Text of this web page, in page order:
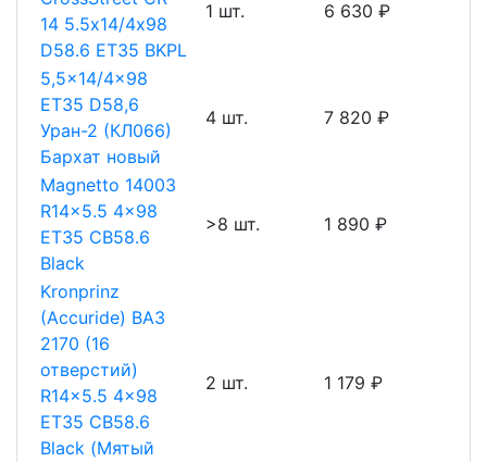
14 5.5х14/4х98
D58.6 ET35 BKPL
1 шт. 6 630 ₽
5,5x14/4x98
ET35 D58,6
Уран-2 (КЛ066)
Бархат новый
4 шт. 7 820 ₽
Magnetto 14003
R14x5.5 4x98
ET35 CB58.6
Black
>8 шт. 1 890 ₽
Kronprinz
(Accuride) ВАЗ
2170 (16
отверстий)
R14x5.5 4x98
ET35 CB58.6
Black (Мятый
2 шт. 1 179 ₽